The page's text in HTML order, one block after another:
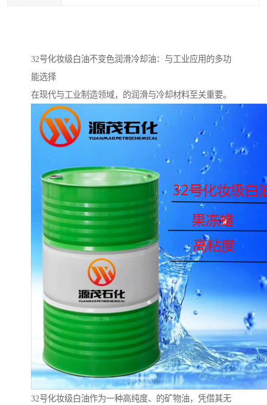
32号化妆级白油不变色润滑冷却油：与工业应用的多功
能选择
在现代与工业制造领域，的润滑与冷却材料至关重要。
32号化妆级白油作为一种高纯度、的矿物油，凭借其无